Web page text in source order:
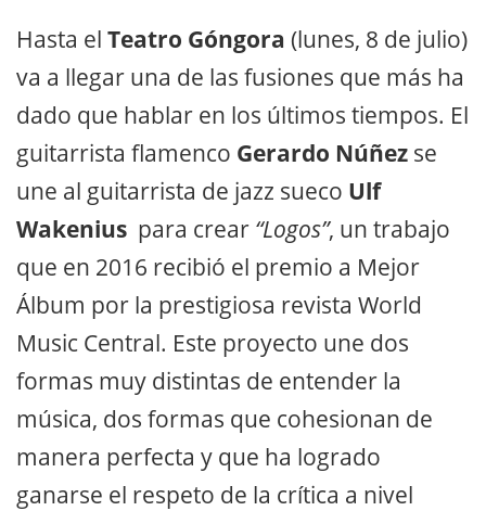
Hasta el Teatro Góngora (lunes, 8 de julio)
va a llegar una de las fusiones que más ha
dado que hablar en los últimos tiempos. El
guitarrista flamenco Gerardo Núñez se
une al guitarrista de jazz sueco Ulf
Wakenius para crear “Logos”, un trabajo
que en 2016 recibió el premio a Mejor
Álbum por la prestigiosa revista World
Music Central. Este proyecto une dos
formas muy distintas de entender la
música, dos formas que cohesionan de
manera perfecta y que ha logrado
ganarse el respeto de la crítica a nivel